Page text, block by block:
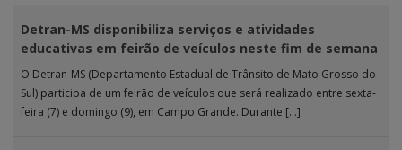
Detran-MS disponibiliza serviços e atividades
educativas em feirão de veículos neste fim de semana
O Detran-MS (Departamento Estadual de Trânsito de Mato Grosso do
Sul) participa de um feirão de veículos que será realizado entre sexta-
feira (7) e domingo (9), em Campo Grande. Durante […]